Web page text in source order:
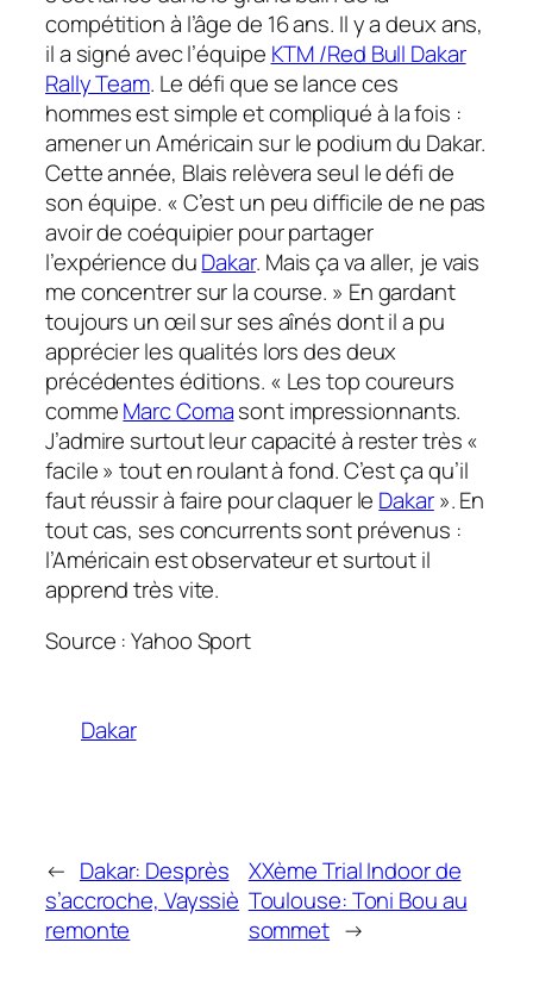
compétition à l’âge de 16 ans. Il y a deux ans,
il a signé avec l’équipe KTM /Red Bull Dakar
Rally Team. Le défi que se lance ces
hommes est simple et compliqué à la fois :
amener un Américain sur le podium du Dakar.
Cette année, Blais relèvera seul le défi de
son équipe. « C’est un peu difficile de ne pas
avoir de coéquipier pour partager
l’expérience duDakar. Mais ça va aller, je vais
me concentrer sur la course. » En gardant
toujours un œil sur ses aînés dont il a pu
apprécier les qualités lors des deux
précédentes éditions. « Les top coureurs
commeMarc Comasont impressionnants.
J’admire surtout leur capacité à rester très «
facile » tout en roulant à fond. C’est ça qu’il
faut réussir à faire pour claquer le Dakar». En
tout cas, ses concurrents sont prévenus :
l’Américain est observateur et surtout il
apprend très vite.
Source : Yahoo Sport
Dakar
← Dakar: Desprès
s’accroche, Vayssiè
remonte
XXème Trial Indoor de
Toulouse: Toni Bou au
sommet →